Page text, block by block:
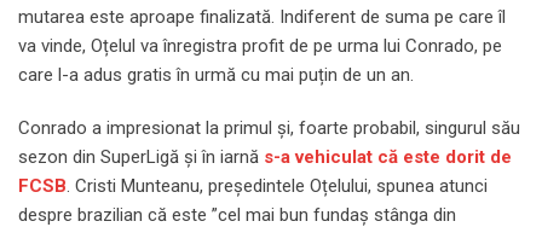
mutarea este aproape finalizată. Indiferent de suma pe care îl
va vinde, Oțelul va înregistra profit de pe urma lui Conrado, pe
care l-a adus gratis în urmă cu mai puțin de un an.
Conrado a impresionat la primul și, foarte probabil, singurul său
sezon din SuperLigă și în iarnă s-a vehiculat că este dorit de
FCSB. Cristi Munteanu, președintele Oțelului, spunea atunci
despre brazilian că este ”cel mai bun fundaș stânga din